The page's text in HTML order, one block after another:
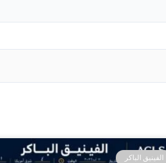
الفينيق الباكر